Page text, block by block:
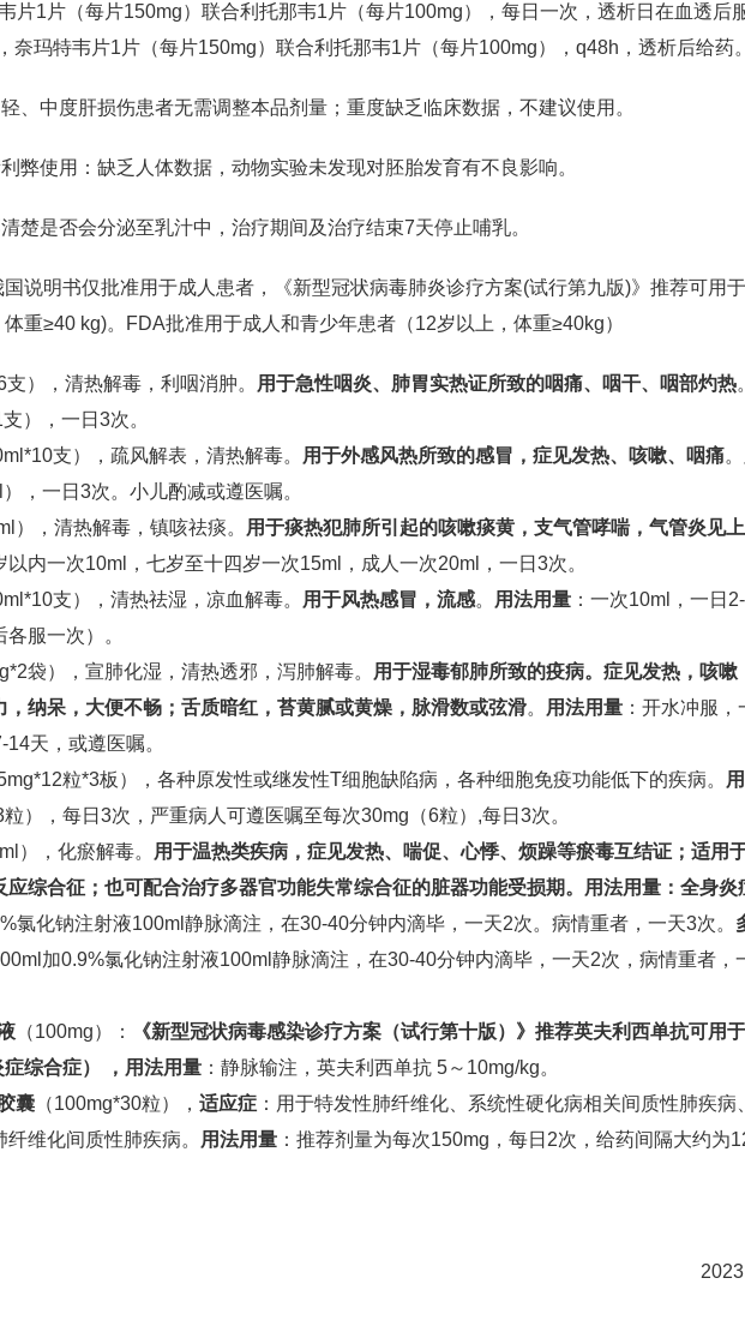
韦片1片（每片150mg）联合利托那韦1片（每片100mg），每日一次，透析日在血透后
，奈玛特韦片1片（每片150mg）联合利托那韦1片（每片100mg），q48h，透析后给药
轻、中度肝损伤患者无需调整本品剂量；重度缺乏临床数据，不建议使用。
利弊使用：缺乏人体数据，动物实验未发现对胚胎发育有不良影响。
清楚是否会分泌至乳汁中，治疗期间及治疗结束7天停止哺乳。
说明书仅批准用于成人患者，《新型冠状病毒肺炎诊疗方案(试行第九版)》推荐可用
重≥40 kg)。FDA批准用于成人和青少年患者（12岁以上，体重≥40kg）
支），清热解毒，利咽消肿。 用于急性咽炎、肺胃实热证所致的咽痛、咽干、咽部灼热
），一日3次。
支），疏风解表，清热解毒。 用于外感风热所致的感冒，症见发热、咳嗽、咽痛。
，一日3次。小儿酌减或遵医嘱。
），清热解毒，镇咳祛痰。
用于痰热犯肺所引起的咳嗽痰黄，支气管哮喘，气管炎见
以内一次10ml，七岁至十四岁一次15ml，成人一次20ml，一日3次。
支），清热祛湿，凉血解毒。 用于风热感冒，流感。 用法用量 ：一次10ml，一日
各服一次）。
袋），宣肺化湿，清热透邪，泻肺解毒。
用于湿毒郁肺所致的疫病。症见发热，咳嗽
，纳呆，大便不畅；舌质暗红，苔黄腻或黄燥，脉滑数或弦滑。 用法用量 ：开水冲服，
天，或遵医嘱。
5mg*12粒*3板），各种原发性或继发性T细胞缺陷病，各种细胞免疫功能低下的疾病。
粒），每日3次，严重病人可遵医嘱至每次30mg（6粒）,每日3次。
），化瘀解毒。
用于温热类疾病，症见发热、喘促、心悸、烦躁等瘀毒互结证；适用
应综合征；也可配合治疗多器官功能失常综合征的脏器功能受损期。用法用量：全身炎
氯化钠注射液100ml静脉滴注，在30-40分钟内滴毕，一天2次。病情重者，一天3次。
加0.9%氯化钠注射液100ml静脉滴注，在30-40分钟内滴毕，一天2次，病情重者，
（100mg）：
《新型冠状病毒感染诊疗方案（试行第十版）》推荐英夫利西单抗可用于
综合症） ，用法用量 ：静脉输注，英夫利西单抗 5～10mg/kg。
囊 （100mg*30粒）， 适应症 ：用于特发性肺纤维化、系统性硬化病相关间质性肺疾病
维化间质性肺疾病。
用法用量 ：推荐剂量为每次150mg，每日2次，给药间隔大约为